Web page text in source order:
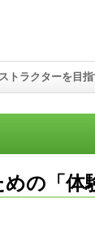
の「体
トラクターを目